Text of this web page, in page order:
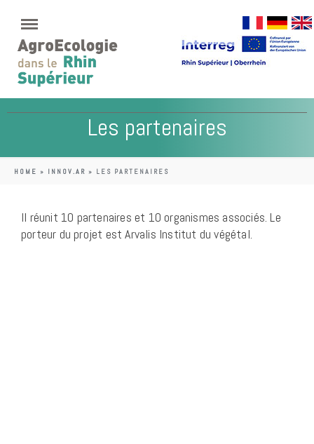
Les partenaires
HOME » INNOV.AR » LES PARTENAIRES
Il réunit 10 partenaires et 10 organismes associés. Le
porteur du projet est Arvalis Institut du végétal.